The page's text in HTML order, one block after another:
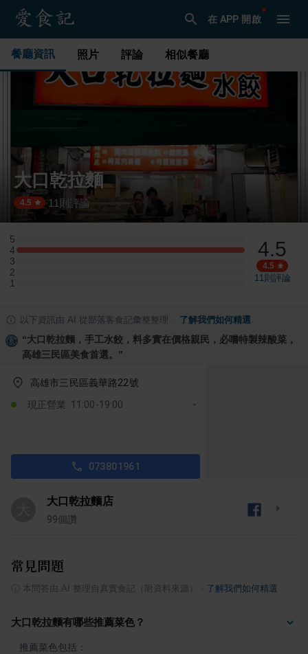
在 APP 開啟
餐廳資訊 照片 評論 相似餐廳
大口乾拉麵
4.5 ·11 則評論
5
5 星：0 則評論
4
4 星：3 則評論
3
3 星：0 則評論
2
2 星：0 則評論
1
1 星：0 則評論
4.5
4.5
11則評論
以下資訊由 AI 從部落客食記彙整整理 了解我們如何精選
“大口乾拉麵，手工水餃，料多實在價格親民，必嚐特製辣酸菜，
高雄三民區美食首選。 ”
高雄市三民區義華路22號
現正營業: 11:00-19:00
073801961
大口乾拉麵店
99個讚
常見問題
本問答由 AI 整理自真實食記（附資料來源） 了解我們如何精選
大口乾拉麵有哪些推薦菜色？